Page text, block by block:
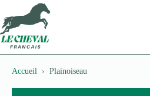
au
contenu
Accueil Plainoiseau